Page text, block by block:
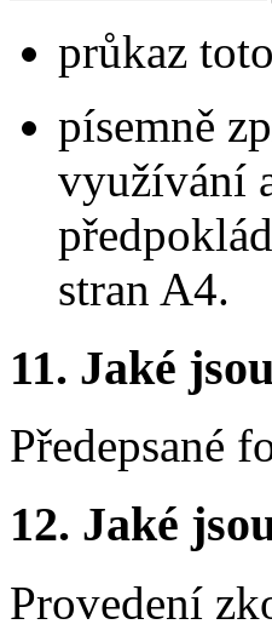
průkaz
písemně
využívání
stran A4.
11. Jaké
Předepsané
12. Jaké
Provedení